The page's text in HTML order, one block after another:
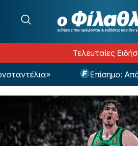
Τελευταίες
Επίσημο: Από